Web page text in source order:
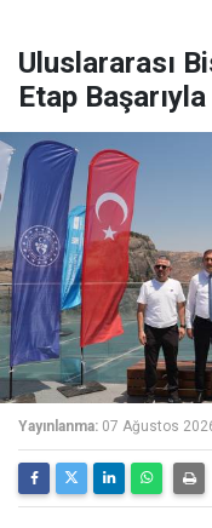
Uluslararası
Etap
Yayınlanma: 07 Ağustos